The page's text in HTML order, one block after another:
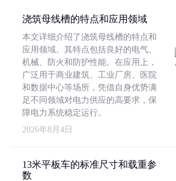
浇筑母线槽的特点和应用领域
本文详细介绍了浇筑母线槽的特点和
应用领域。其特点包括良好的电气、
机械、防火和防护性能。在应用上，
广泛用于商业建筑、工业厂房、医院
和数据中心等场所，凭借自身优势满
足不同领域对电力供应的高要求，保
障电力系统稳定运行。
2026年8月4日
13米平板车的标准尺寸和载重参
数